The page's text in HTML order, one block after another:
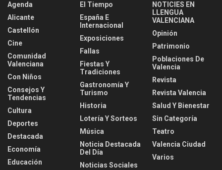
Agenda
Alicante
Castellón
Cine
Comunidad
Valenciana
Con Niños
Consejos Y
Tendencias
Cultura
Deportes
Destacada
Economía
Educación
El Tiempo
España E
Internacional
Exposiciones
Fallas
Fiestas Y
Tradiciones
Gastronomía Y
Turismo
Historia
Lotería Y Sorteos
Música
Noticia Destacada
Del Día
Noticias Sociales
NOTICIES EN
LLENGUA
VALENCIANA
Opinión
Patrimonio
Poblaciones De
Valencia
Revista
Revista Valencia
Salud Y Bienestar
Sin Categoría
Teatro
Valencia Ciudad
Varios